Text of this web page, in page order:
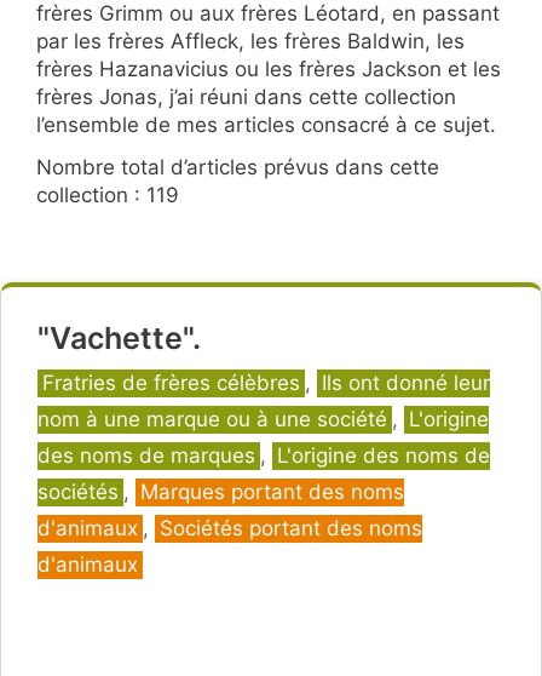
frères Grimm ou aux frères Léotard, en passant
par les frères Affleck, les frères Baldwin, les
frères Hazanavicius ou les frères Jackson et les
frères Jonas, j’ai réuni dans cette collection
l’ensemble de mes articles consacré à ce sujet.
Nombre total d’articles prévus dans cette
collection : 119
"Vachette".
Catégories
Fratries de frères célèbres , Ils ont donné leur
nom à une marque ou à une société , L'origine
des noms de marques , L'origine des noms de
sociétés , Marques portant des noms
d'animaux , Sociétés portant des noms
d'animaux